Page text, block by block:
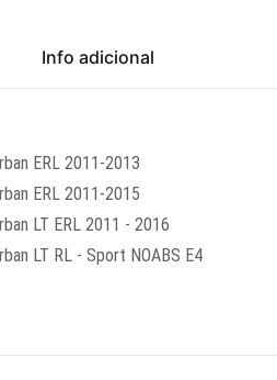
Info adicional
ERL 2011-2013
ERL 2011-2015
LT ERL 2011 - 2016
LT RL - Sport NOABS E4